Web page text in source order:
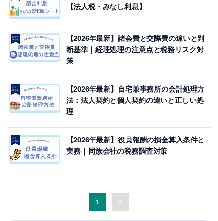
【法人税・みなし利息】
【2026年最新】諸会費と交際費の違いと判
断基準｜経理処理の注意点と税務リスク対
策
【2026年最新】自宅兼事務所の会計処理方
法：法人契約と個人契約の違いと正しい処
理
【2026年最新】役員報酬の損金算入条件と
実務｜同族会社の税務調査対策
1 2